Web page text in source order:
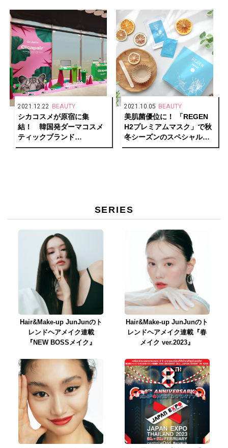
2021.12.22 BEAUTY
シカコスメが原宿に集
結！ 韓国発ダーマコスメ
ティックブランド
「Dr.Jart+」が日本初のポッ
2021.10.05 BEAUTY
美肌菌優位に！ 「REGEN
H2プレミアムマスク」で秋
冬シーズンのスペシャルケ
アを。
SERIES
Hair&Make-up JunJunのト
レンドヘアメイク連載
『NEW BOSSメイク』
Hair&Make-up JunJunのト
レンドヘアメイク連載『春
メイク ver.2023』